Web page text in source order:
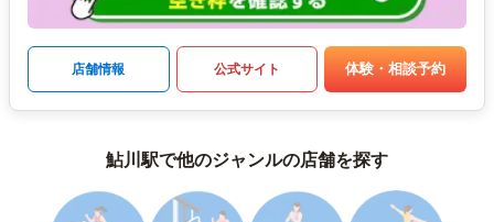
店舗情報 公式サイト 体験・相談予約
鮎川駅で他のジャンルの店舗を探す